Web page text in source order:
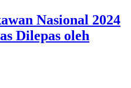
Nasional 2024
Dilepas oleh